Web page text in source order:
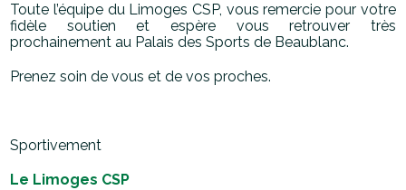
Toute l’équipe du Limoges CSP, vous remercie pour votre
fidèle soutien et espère vous retrouver très
prochainement au Palais des Sports de Beaublanc.
Prenez soin de vous et de vos proches.
Sportivement
Le Limoges CSP